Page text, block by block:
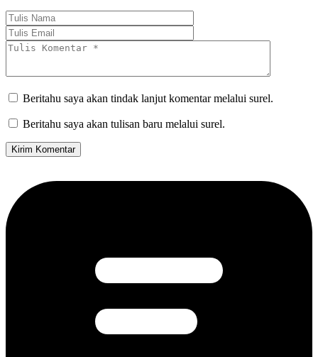
Beritahu saya akan tindak lanjut komentar melalui surel.
Beritahu saya akan tulisan baru melalui surel.